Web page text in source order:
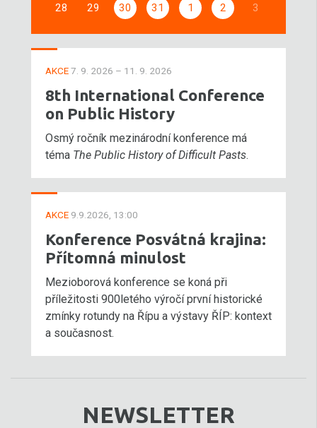
28
29 30 31 1 2 3
AKCE7. 9. 2026 – 11. 9. 2026
8th International Conference
on Public History
Osmý ročník mezinárodní konference má
téma The Public History of Difficult Pasts.
AKCE 9.9.2026, 13:00
Konference Posvátná krajina:
Přítomná minulost
Mezioborová konference se koná při
příležitosti 900letého výročí první historické
zmínky rotundy na Řípu a výstavy ŘÍP: kontext
a současnost.
NEWSLETTER